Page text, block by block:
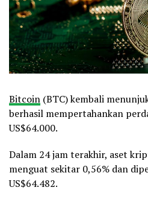
Bitcoin (BTC) kembali
berhasil mempertahankan
US$64.000.
Dalam 24 jam terakhir, aset
menguat sekitar 0,56% dan
US$64.482.